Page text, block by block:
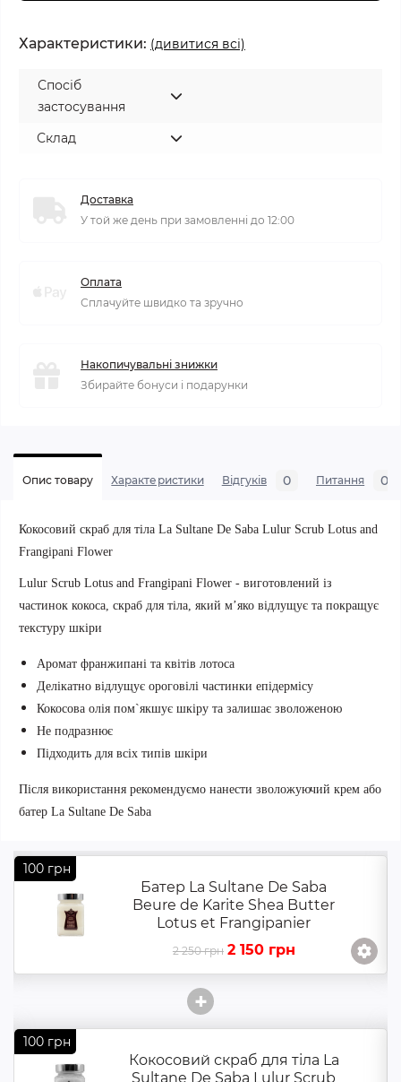
Характеристики: (дивитися всі)
Спосіб
застосування
Склад
Доставка
У той же день при замовленні до 12:00
Оплата
Сплачуйте швидко та зручно
Накопичувальні знижки
Збирайте бонуси і подарунки
Опис товару Характеристики Відгуків 0 Питання 0
Кокосовий скраб для тіла La Sultane De Saba Lulur Scrub Lotus and
Frangipani Flower
Lulur Scrub Lotus and Frangipani Flower - виготовлений із
частинок кокоса, скраб для тіла, який м’яко відлущує та покращує
текстуру шкіри
Аромат франжипані та квітів лотоса
Делікатно відлущує ороговілі частинки епідермісу
Кокосова олія пом`якшує шкіру та залишає зволоженою
Не подразнює
Підходить для всіх типів шкіри
Після використання рекомендуємо нанести зволожуючий крем або
батер La Sultane De Saba
100 грн
Батер La Sultane De Saba
Beure de Karite Shea Butter
Lotus et Frangipanier
2 250 грн 2 150 грн
+
100 грн
Кокосовий скраб для тіла La
Sultane De Saba Lulur Scrub